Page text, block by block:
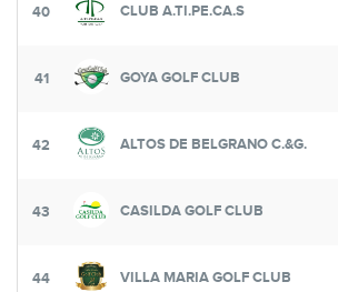
40 CLUB A.TI.PE.CA.S
41 GOYA GOLF CLUB
42 ALTOS DE BELGRANO C.&G.
43 CASILDA GOLF CLUB
44 VILLA MARIA GOLF CLUB